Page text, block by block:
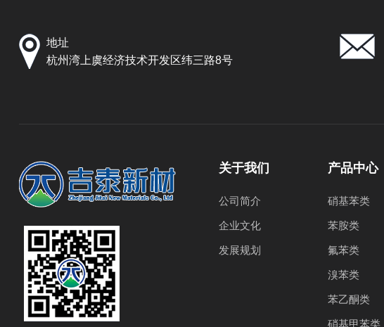
地址
杭州湾上虞经济技术开发区纬三路8号
关于我们
公司简介
企业文化
发展规划
产品中心
硝基苯类
苯胺类
氟苯类
溴苯类
苯乙酮类
硝基甲苯类